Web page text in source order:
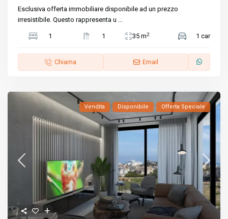
Esclusiva offerta immobiliare disponibile ad un prezzo
irresistibile. Questo rappresenta u ...
1 1 35 m2 1 car
Chiama Email
Vendita Disponibile Offerta Speciale